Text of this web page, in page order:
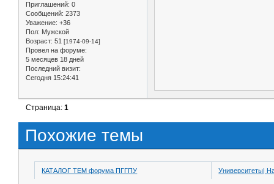
Приглашений: 0
Сообщений: 2373
Уважение: +36
Пол: Мужской
Возраст: 51 [1974-09-14]
Провел на форуме:
5 месяцев 18 дней
Последний визит:
Сегодня 15:24:41
Страница:1
Похожие темы
КАТАЛОГ ТЕМ форума ПГГПУ Университеты|